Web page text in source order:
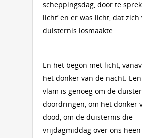
scheppingsdag, door te
licht’ en er was licht, dat zich
duisternis losmaakte.
En het begon met licht,
het donker van de nacht.
vlam is genoeg om de
doordringen, om het donker
dood, om de duisternis die
vrijdagmiddag over ons